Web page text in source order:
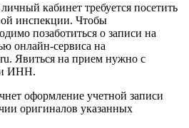
кабинет требуется посетить
инспекции. Чтобы
позаботиться о записи на
онлайн-сервиса на
Явиться на прием нужно с
и ИНН.
оформление учетной записи
оригиналов указанных